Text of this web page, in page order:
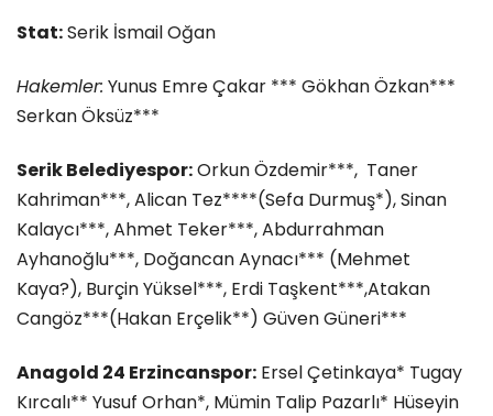
Stat:Serik İsmail Oğan
Hakemler: Yunus Emre Çakar *** Gökhan Özkan***
Serkan Öksüz***
Serik Belediyespor:Orkun Özdemir***, Taner
Kahriman***, Alican Tez****(Sefa Durmuş*), Sinan
Kalaycı***, Ahmet Teker***, Abdurrahman
Ayhanoğlu***, Doğancan Aynacı*** (Mehmet
Kaya?), Burçin Yüksel***, Erdi Taşkent***,Atakan
Cangöz***(Hakan Erçelik**) Güven Güneri***
Anagold 24 Erzincanspor: Ersel Çetinkaya* Tugay
Kırcalı** Yusuf Orhan*, Mümin Talip Pazarlı* Hüseyin